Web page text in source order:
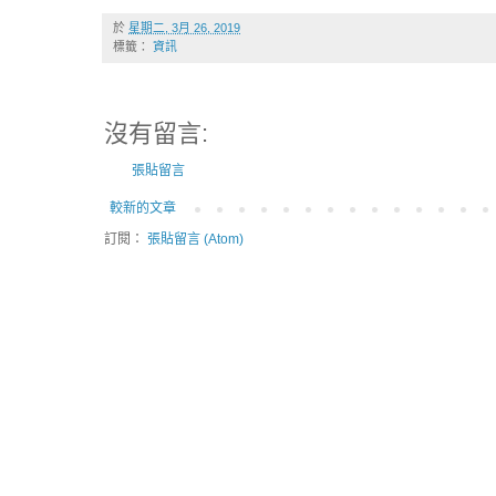
於 星期二, 3月 26, 2019
標籤： 資訊
沒有留言:
張貼留言
較新的文章
訂閱： 張貼留言 (Atom)